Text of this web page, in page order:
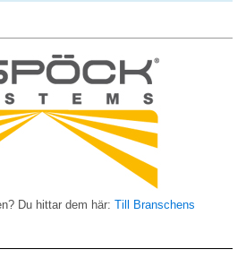
Du hittar dem här: Till Branschens